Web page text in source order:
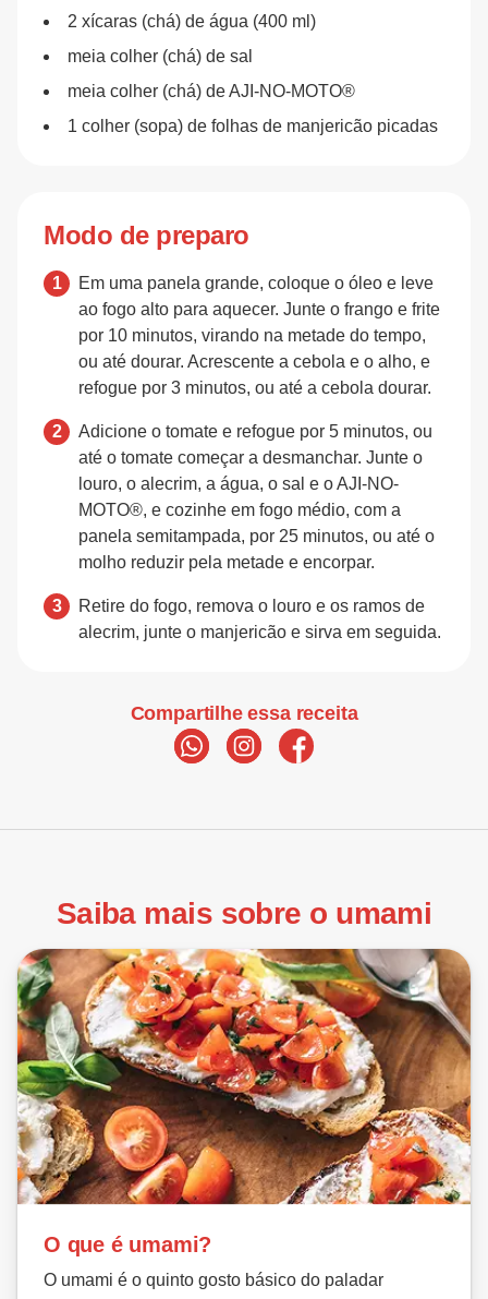
2 xícaras (chá) de água (400 ml)
meia colher (chá) de sal
meia colher (chá) de AJI-NO-MOTO®
1 colher (sopa) de folhas de manjericão picadas
Modo de preparo
Em uma panela grande, coloque o óleo e leve
ao fogo alto para aquecer. Junte o frango e frite
por 10 minutos, virando na metade do tempo,
ou até dourar. Acrescente a cebola e o alho, e
refogue por 3 minutos, ou até a cebola dourar.
Adicione o tomate e refogue por 5 minutos, ou
até o tomate começar a desmanchar. Junte o
louro, o alecrim, a água, o sal e o AJI-NO-
MOTO®, e cozinhe em fogo médio, com a
panela semitampada, por 25 minutos, ou até o
molho reduzir pela metade e encorpar.
Retire do fogo, remova o louro e os ramos de
alecrim, junte o manjericão e sirva em seguida.
Compartilhe essa receita
Saiba mais sobre o umami
O que é umami?
O umami é o quinto gosto básico do paladar